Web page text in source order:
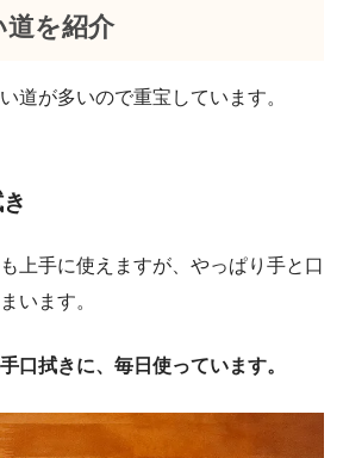
道を紹介
道が多いので重宝しています。
上手に使えますが、やっぱり手と口
います。
口拭きに、毎日使っています。